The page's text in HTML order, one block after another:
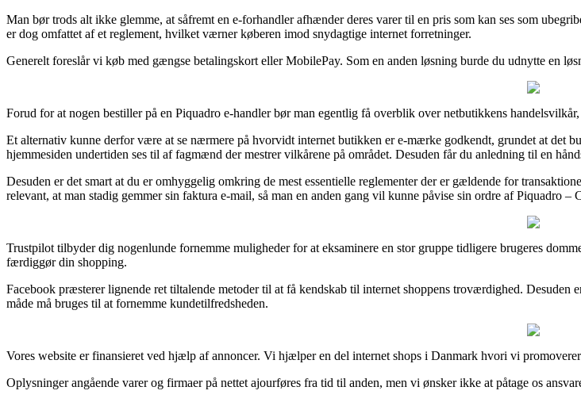
Man bør trods alt ikke glemme, at såfremt en e-forhandler afhænder deres varer til en pris som kan ses som
er dog omfattet af et reglement, hvilket værner køberen imod snydagtige internet forretninger.
Generelt foreslår vi køb med gængse betalingskort eller MobilePay. Som en anden løsning burde du udnytte en
Forud for at nogen bestiller på en Piquadro e-handler bør man egentlig få overblik over netbutikkens
Et alternativ kunne derfor være at se nærmere på hvorvidt internet butikken er e-mærke godkendt, grundet at det
hjemmesiden undertiden ses til af fagmænd der mestrer vilkårene på området. Desuden får du anledning til en
Desuden er det smart at du er omhyggelig omkring de mest essentielle reglementer der er gældende for
relevant, at man stadig gemmer sin faktura e-mail, så man en anden gang vil kunne påvise sin ordre af Piquadro
Trustpilot tilbyder dig nogenlunde fornemme muligheder for at eksaminere en stor gruppe tidligere brugeres
færdiggør din shopping.
Facebook præsterer lignende ret tiltalende metoder til at få kendskab til internet shoppens troværdighed.
måde må bruges til at fornemme kundetilfredsheden.
Vores website er finansieret ved hjælp af annoncer. Vi hjælper en del internet shops i Danmark hvori vi
Oplysninger angående varer og firmaer på nettet ajourføres fra tid til anden, men vi ønsker ikke at påtage os